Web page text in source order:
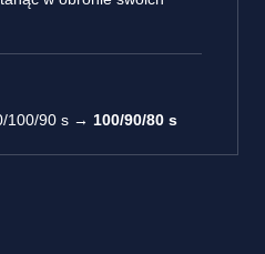
100/90 s → 100/90/80 s